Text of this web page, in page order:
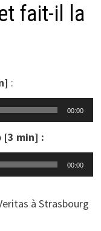
fait-il la
:
00:00
[3 min] :
00:00
à Strasbourg